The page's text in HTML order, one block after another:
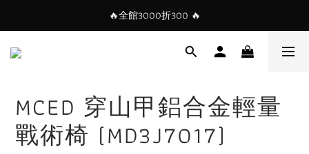
🔥全館3000折300 🔥
MCED 穿山甲鋁合金輕量
戰術椅 (MD3J7017)